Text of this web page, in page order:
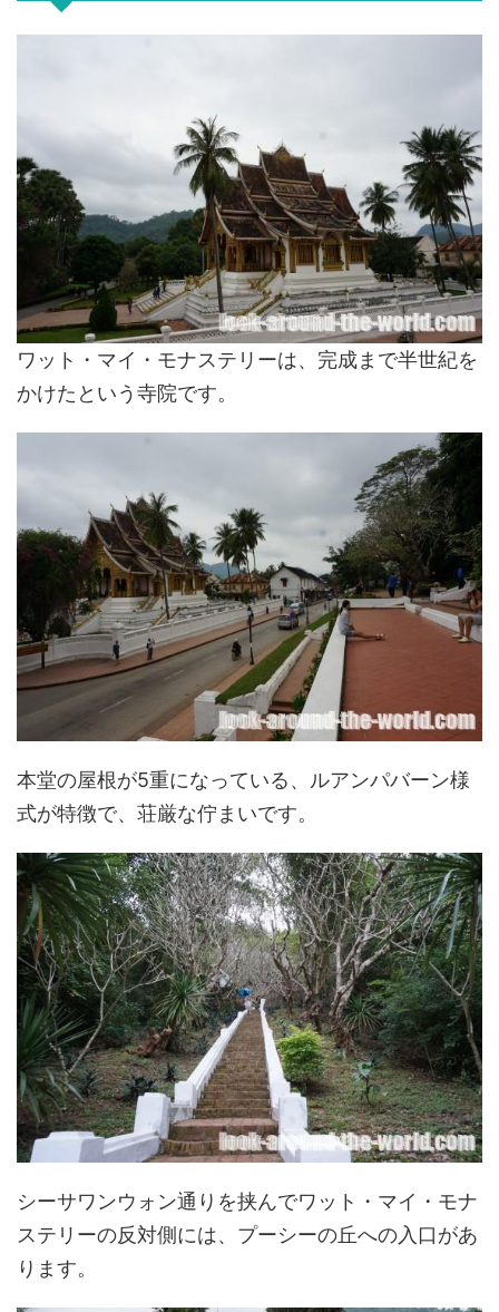
ワット・マイ・モナステリーは、完成まで半世紀を
かけたという寺院です。
本堂の屋根が5重になっている、ルアンパバーン様
式が特徴で、荘厳な佇まいです。
シーサワンウォン通りを挟んでワット・マイ・モナ
ステリーの反対側には、プーシーの丘への入口があ
ります。